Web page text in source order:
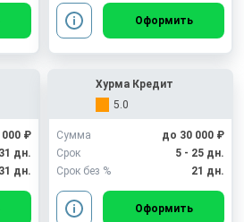
Оформить
₽
дн.
31 дн.
Хурма Кредит
5.0
Сумма
до 30 000 ₽
Срок
5 - 25 дн.
Срок без %
21 дн.
Оформить